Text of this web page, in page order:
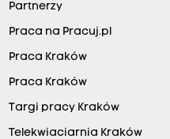
Partnerzy
Praca na Pracuj.pl
Praca Kraków
Praca Kraków
Targi pracy Kraków
Telekwiaciarnia Kraków